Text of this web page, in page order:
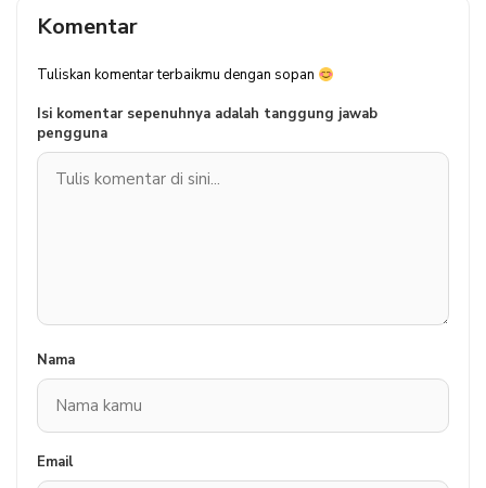
Komentar
Tuliskan komentar terbaikmu dengan sopan
Isi komentar sepenuhnya adalah tanggung jawab
pengguna
Nama
Email